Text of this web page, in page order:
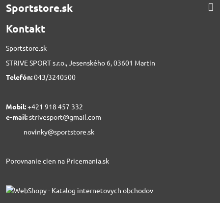
Sportstore.sk
Kontakt
Sportstore.sk
STRIVE SPORT s.r.o., Jesenského 6, 03601 Martin
Telefón:043/3240500
Mobil:+421 918 457 332
e-mail:strivesport@gmail.com
novinky@sportstore.sk
Porovnanie cien na Pricemania.sk